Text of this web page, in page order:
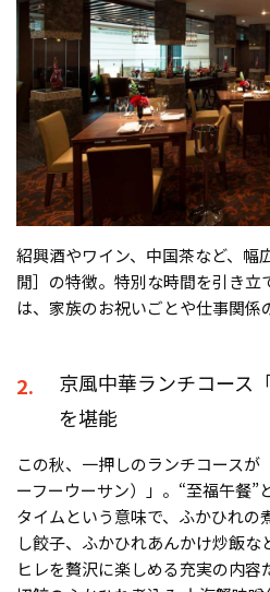
紹興酒やワイン、中国茶など、幅
閒］の特徴。特別な時間を引き立
は、家族のお祝いごとや仕事関係
2.
京風中華ランチコース
を堪能
この秋、一押しのランチコースが
ーフーウーサン）」。“至福午餐”
タイムという意味で、ふかひれの
し餃子、ふかひれあんかけ炒飯な
ヒレを贅沢に楽しめる充実の内容